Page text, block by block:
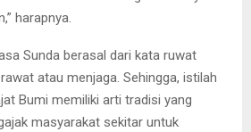
harapnya.
Sunda berasal dari kata ruwat
atau menjaga. Sehingga, istilah
Bumi memiliki arti tradisi yang
masyarakat sekitar untuk